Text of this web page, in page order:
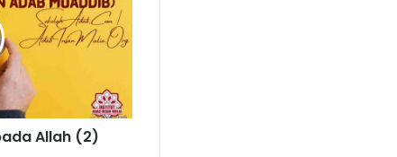
Allah (2)